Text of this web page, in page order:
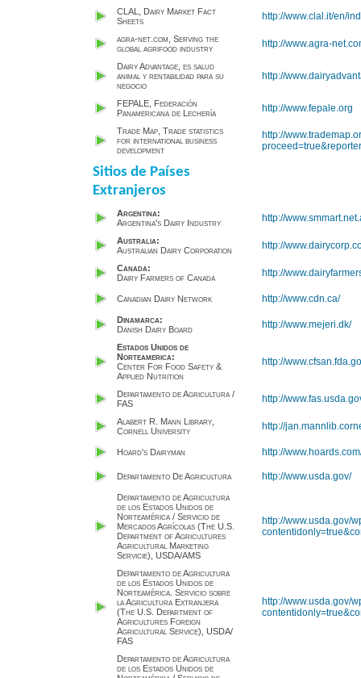
CLAL, Dairy Market Fact
Sheets
http://www.clal.it/en/
agra-net.com, Serving the
global agrifood industry
http://www.agra-
Dairy Advantage, es salud
animal y rentabilidad para su
negocio
http://
FEPALE, Federación
Panamericana de Lechería
http://www.fepale.org
Trade Map, Trade statistics
for international business
development
http://
Sitios de Países
Extranjeros
Argentina:
Argentina's Dairy Industry
http://
Australia:
Australian Dairy Corporation
http://
Canada:
Dairy Farmers of Canada
http://
Canadian Dairy Network http://www.cdn.ca/
Dinamarca:
Danish Dairy Board
http://www.mejeri.dk/
Estados Unidos de
Norteamerica:
Center For Food Safety &
Applied Nutrition
http://
Departamento de Agricultura /
FAS
http://
Alabert R. Mann Library,
Cornell University
http://
Hoard's Dairyman http://
Departamento De Agricultura http://www.usda.gov/
Departamento de Agricultura
de los Estados Unidos de
Norteamérica / Servicio de
Mercados Agrícolas (The U.S.
Department of Agricultures
Agricultural Marketing
Servicie), USDA/AMS
http://www.usda.gov/
Departamento de Agricultura
de los Estados Unidos de
Norteamérica. Servicio sobre
la Agricultura Extranjera
(The U.S. Department of
Agricultures Foreign
Agricultural Service), USDA/
FAS
http://www.usda.gov/
Departamento de Agricultura
de los Estados Unidos de